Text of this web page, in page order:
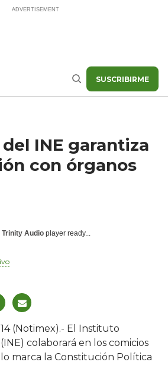
Buscar SUSCRIBIRME
INE garantiza
con órganos
Trinity Audio player ready...
(Notimex).- El Instituto
colaborará en los comicios
marca la Constitución Política